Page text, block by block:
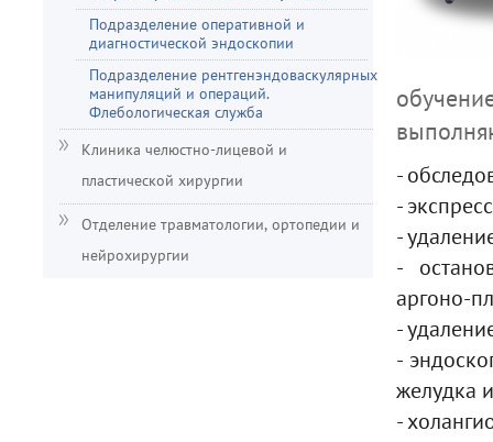
Подразделение оперативной и
диагностической эндоскопии
Подразделение рентгенэндоваскулярных
манипуляций и операций.
Флебологическая служба
Клиника челюстно-лицевой и
пластической хирургии
Отделение травматологии, ортопедии и
нейрохирургии
-
-
-
-
аргоно-
-
-
желудка
-